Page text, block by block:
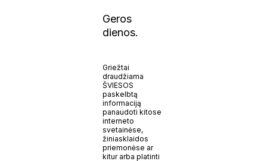
Geros
dienos.
Griežtai
draudžiama
ŠVIESOS
paskelbtą
informaciją
panaudoti kitose
interneto
svetainėse,
žiniasklaidos
priemonėse ar
kitur arba platinti